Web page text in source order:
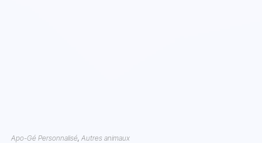
Apo-Gé Personnalisé, Autres animaux